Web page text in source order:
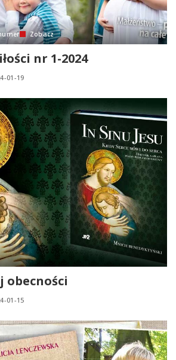
Zobacz
nr 1-2024
01-19
obecności
01-15